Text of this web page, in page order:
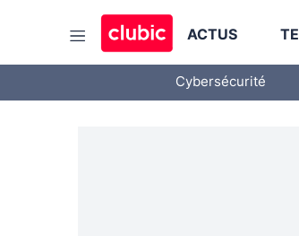
ACTUS
Cybersécurité